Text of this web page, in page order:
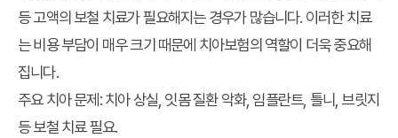
등 고액의 보철 치료가 필요해지는 경우가 많습니다. 이러한 치료
는 비용 부담이 매우 크기 때문에 치아보험의 역할이 더욱 중요해
집니다.
주요 치아 문제 : 치아 상실, 잇몸 질환 악화, 임플란트, 틀니, 브릿지
등 보철 치료 필요.